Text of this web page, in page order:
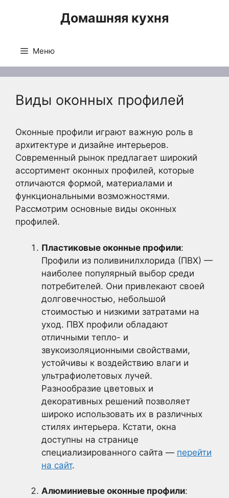
Домашняя кухня
Меню
Виды оконных профилей
Оконные профили играют важную роль в
архитектуре и дизайне интерьеров.
Современный рынок предлагает широкий
ассортимент оконных профилей, которые
отличаются формой, материалами и
функциональными возможностями.
Рассмотрим основные виды оконных
профилей.
Пластиковые оконные профили:
Профили из поливинилхлорида (ПВХ) —
наиболее популярный выбор среди
потребителей. Они привлекают своей
долговечностью, небольшой
стоимостью и низкими затратами на
уход. ПВХ профили обладают
отличными тепло- и
звукоизоляционными свойствами,
устойчивы к воздействию влаги и
ультрафиолетовых лучей.
Разнообразие цветовых и
декоративных решений позволяет
широко использовать их в различных
стилях интерьера. Кстати, окна
доступны на странице
специализированного сайта — перейти
на сайт.
Алюминиевые оконные профили: